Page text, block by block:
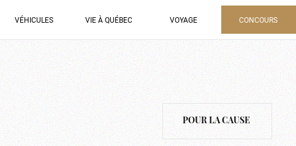
VÉHICULES VIE À QUÉBEC VOYAGE CONCOURS
POUR LA CAUSE